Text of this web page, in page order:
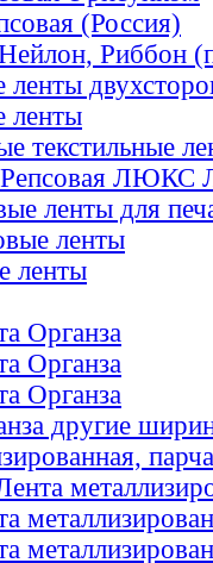
(Россия)
Риббон
ленты
ленты
текстильные
Репсовая ЛЮКС
ленты для
ленты
ленты
Органза
Органза
Органза
другие
парча